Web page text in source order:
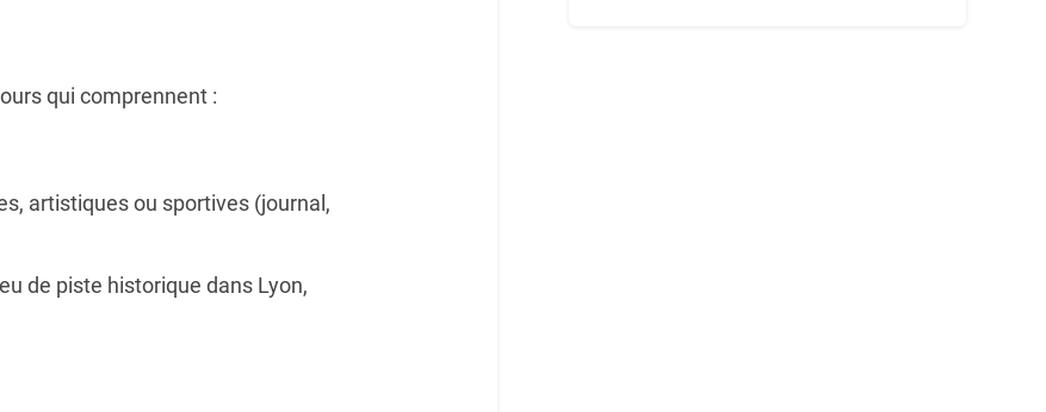
qui comprennent :
artistiques ou sportives (journal,
de piste historique dans Lyon,